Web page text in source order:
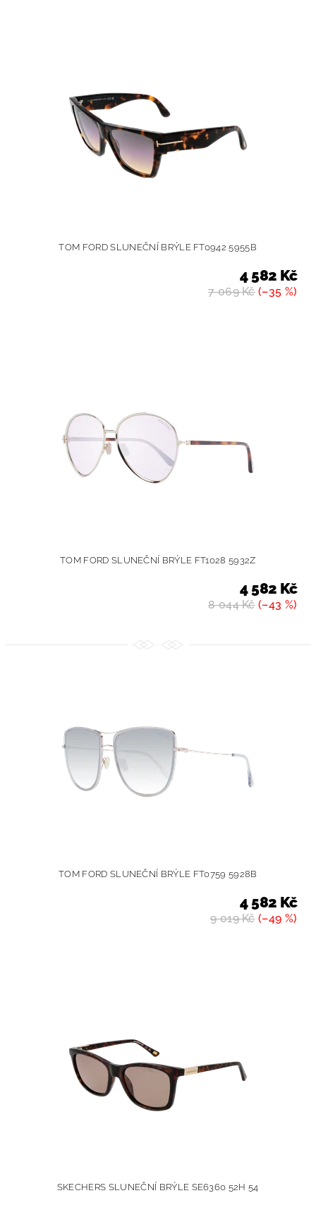
TOM FORD SLUNEČNÍ BRÝLE FT0942 5955B
7 069 Kč(–35 %)
4 582 Kč
TOM FORD SLUNEČNÍ BRÝLE FT1028 5932Z
8 044 Kč(–43 %)
4 582 Kč
TOM FORD SLUNEČNÍ BRÝLE FT0759 5928B
9 019 Kč(–49 %)
4 582 Kč
SKECHERS SLUNEČNÍ BRÝLE SE6360 52H 54